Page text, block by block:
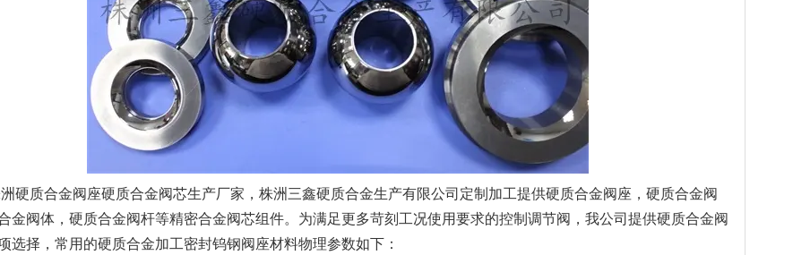
硬质合金阀座硬质合金阀芯生产厂家，株洲三鑫硬质合金生产有限公司定制加工提供硬质合金阀座，硬质合金阀
金阀体，硬质合金阀杆等精密合金阀芯组件。为满足更多苛刻工况使用要求的控制调节阀，我公司提供硬质合金阀
选择，常用的硬质合金加工密封钨钢阀座材料物理参数如下：